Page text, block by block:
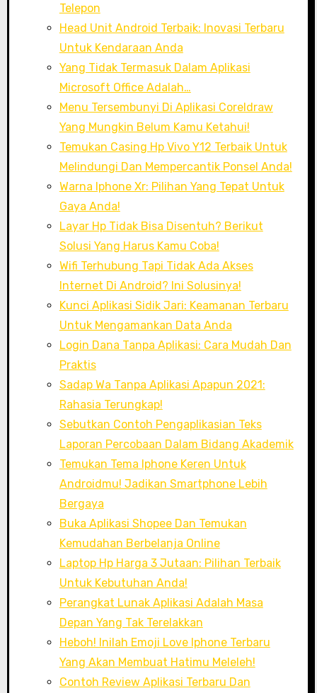
Telepon
Head Unit Android Terbaik: Inovasi Terbaru
Untuk Kendaraan Anda
Yang Tidak Termasuk Dalam Aplikasi
Microsoft Office Adalah…
Menu Tersembunyi Di Aplikasi Coreldraw
Yang Mungkin Belum Kamu Ketahui!
Temukan Casing Hp Vivo Y12 Terbaik Untuk
Melindungi Dan Mempercantik Ponsel Anda!
Warna Iphone Xr: Pilihan Yang Tepat Untuk
Gaya Anda!
Layar Hp Tidak Bisa Disentuh? Berikut
Solusi Yang Harus Kamu Coba!
Wifi Terhubung Tapi Tidak Ada Akses
Internet Di Android? Ini Solusinya!
Kunci Aplikasi Sidik Jari: Keamanan Terbaru
Untuk Mengamankan Data Anda
Login Dana Tanpa Aplikasi: Cara Mudah Dan
Praktis
Sadap Wa Tanpa Aplikasi Apapun 2021:
Rahasia Terungkap!
Sebutkan Contoh Pengaplikasian Teks
Laporan Percobaan Dalam Bidang Akademik
Temukan Tema Iphone Keren Untuk
Androidmu! Jadikan Smartphone Lebih
Bergaya
Buka Aplikasi Shopee Dan Temukan
Kemudahan Berbelanja Online
Laptop Hp Harga 3 Jutaan: Pilihan Terbaik
Untuk Kebutuhan Anda!
Perangkat Lunak Aplikasi Adalah Masa
Depan Yang Tak Terelakkan
Heboh! Inilah Emoji Love Iphone Terbaru
Yang Akan Membuat Hatimu Meleleh!
Contoh Review Aplikasi Terbaru Dan